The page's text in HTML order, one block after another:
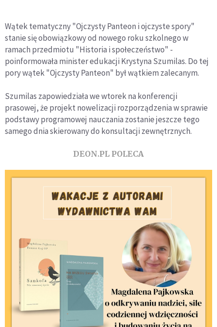
Wątek tematyczny "Ojczysty Panteon i ojczyste spory"
stanie się obowiązkowy od nowego roku szkolnego w
ramach przedmiotu "Historia i społeczeństwo" -
poinformowała minister edukacji Krystyna Szumilas. Do tej
pory wątek "Ojczysty Panteon" był wątkiem zalecanym.
Szumilas zapowiedziała we wtorek na konferencji
prasowej, że projekt nowelizacji rozporządzenia w sprawie
podstawy programowej nauczania zostanie jeszcze tego
samego dnia skierowany do konsultacji zewnętrznych.
DEON.PL POLECA